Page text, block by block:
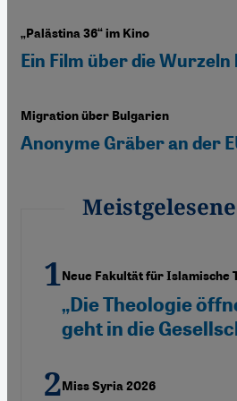
„Palästina 36“ im Kino
Ein Film über die
Migration über Bulgarien
Anonyme Gräber an der
Neue Fakultät für Islamische
„Die Theologie
geht in die
Miss Syria 2026